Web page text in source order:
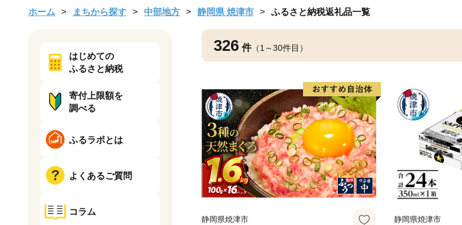
ホーム まちから探す 中部地方 静岡県 焼津市 ふるさと納税返礼品一覧
326 件（1～30件目）
静岡県焼津市 静岡県焼津市
はじめての
ふるさと納税
寄付上限額を
調べる
ふるラボとは
よくあるご質問
コラム